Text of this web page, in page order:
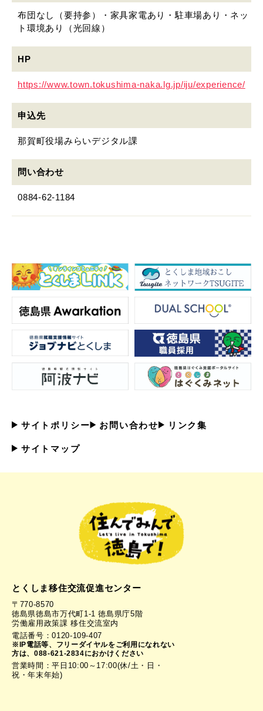
布団なし（要持参）・家具家電あり・駐車場あり・ネッ
ト環境あり（光回線）
HP
https://www.town.tokushima-naka.lg.jp/iju/experience/
申込先
那賀町役場みらいデジタル課
問い合わせ
0884-62-1184
サイトポリシー お問い合わせ リンク集
サイトマップ
とくしま移住交流促進センター
〒770-8570
徳島県徳島市万代町1-1 徳島県庁5階
労働雇用政策課 移住交流室内
電話番号：0120-109-407
※IP電話等、フリーダイヤルをご利用になれない
方は、088-621-2834におかけください
営業時間：平日10:00～17:00(休/土・日・
祝・年末年始)